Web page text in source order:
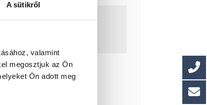
A sütikről
valamint
megosztjuk az Ön
Ön adott meg